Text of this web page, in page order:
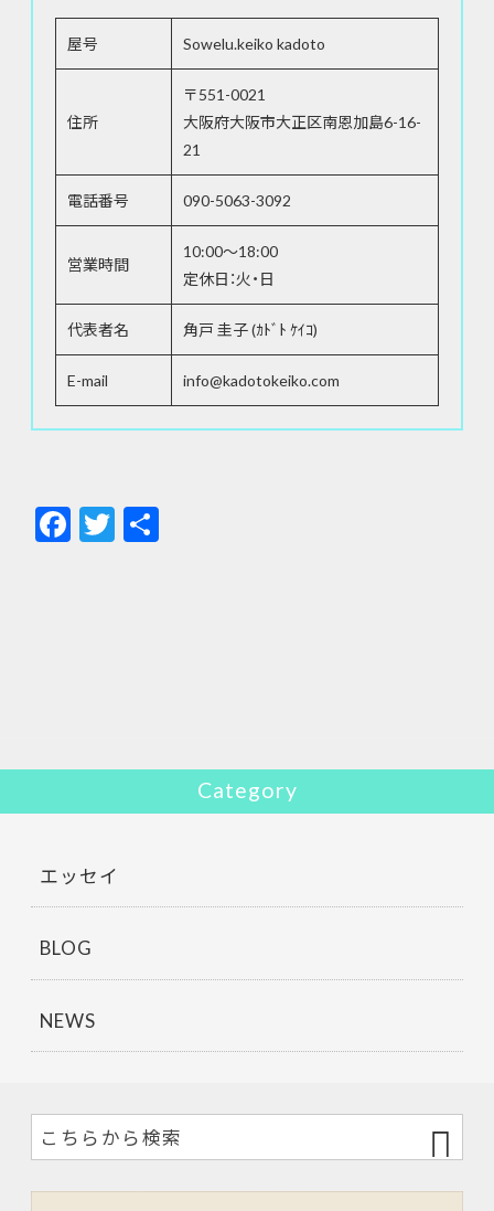
屋号 Sowelu.keiko kadoto
住所
〒551-0021
大阪府大阪市大正区南恩加島6-16-
21
電話番号 090-5063-3092
営業時間
10:00～18:00
定休日：火・日
代表者名 角戸 圭子 (ｶﾄﾞﾄ ｹｲｺ)
E-mail info@kadotokeiko.com
F
ac
T
w
Category
エッセイ
BLOG
NEWS